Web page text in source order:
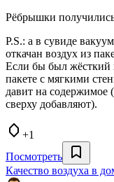
Рёбрышки
P.S.: а в сувиде
откачан воздух из
Если бы был жёсткий
пакете с мягкими
давит на
сверху добавляют).
+1
Посмотреть
Качество воздуха в